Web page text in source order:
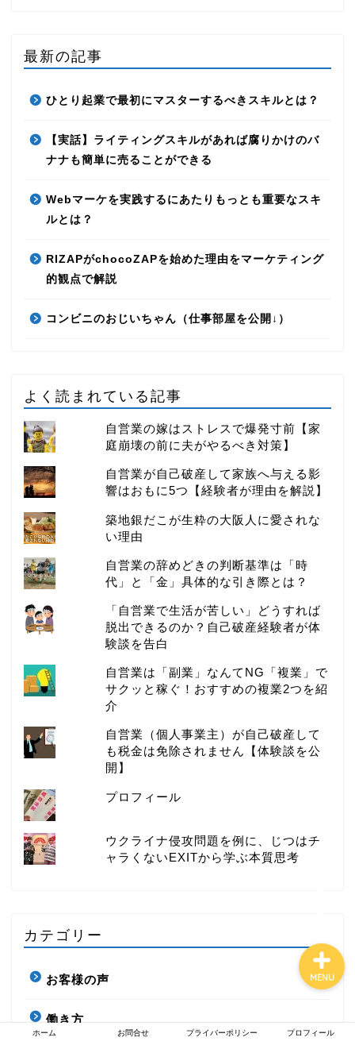
最新の記事
ひとり起業で最初にマスターするべきスキルとは？
【実話】ライティングスキルがあれば腐りかけのバ
ナナも簡単に売ることができる
Webマーケを実践するにあたりもっとも重要なスキ
ルとは？
RIZAPがchocoZAPを始めた理由をマーケティング
的観点で解説
コンビニのおじいちゃん（仕事部屋を公開↓）
よく読まれている記事
自営業の嫁はストレスで爆発寸前【家
庭崩壊の前に夫がやるべき対策】
自営業が自己破産して家族へ与える影
響はおもに5つ【経験者が理由を解説】
築地銀だこが生粋の大阪人に愛されな
い理由
自営業の辞めどきの判断基準は「時
代」と「金」具体的な引き際とは？
「自営業で生活が苦しい」どうすれば
脱出できるのか？自己破産経験者が体
験談を告白
自営業は「副業」なんてNG「複業」で
サクッと稼ぐ！おすすめの複業2つを紹
介
自営業（個人事業主）が自己破産して
も税金は免除されません【体験談を公
開】
プロフィール
ウクライナ侵攻問題を例に、じつはチ
ャラくないEXITから学ぶ本質思考
カテゴリー
お客様の声
働き方
ホーム お問合せ プライバーポリシー プロフィール
MENU
お金持ちになれる働き方
イケてる社長の思考
マーケティング